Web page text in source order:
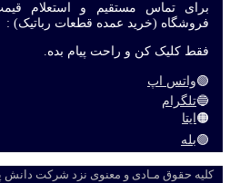
برای تماس مستقیم و استعلام
فروشگاه (خرید عمده قطعات رباتیک) :
فقط کلیک کن و راحت پیام بده.
🟢واتس اپ
🔵تلگرام
🟠 ایتا
🟣بله
کلیه حقوق مـادی و معنوی نزد شرکت